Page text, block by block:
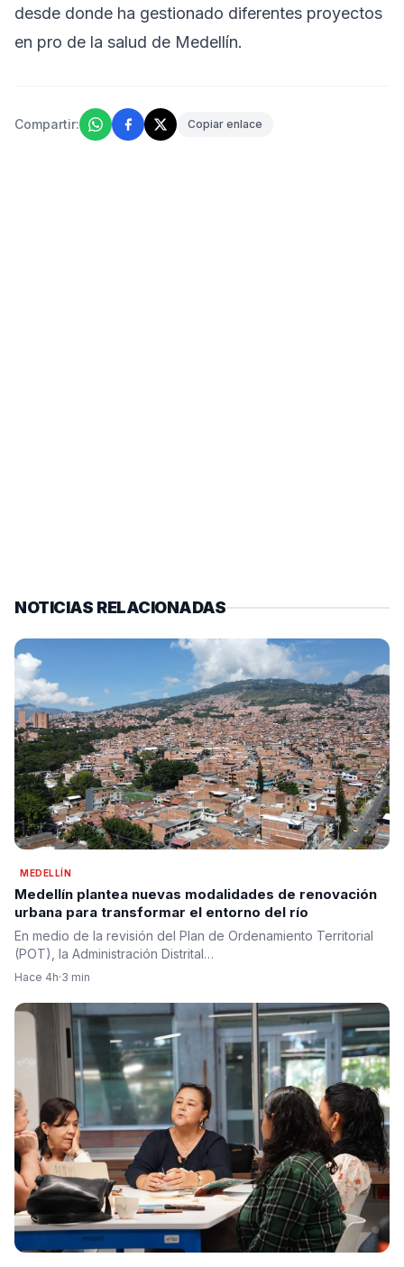
desde donde ha gestionado diferentes proyectos
en pro de la salud de Medellín.
Compartir: Copiar enlace
NOTICIAS RELACIONADAS
MEDELLÍN
Medellín plantea nuevas modalidades de renovación
urbana para transformar el entorno del río
En medio de la revisión del Plan de Ordenamiento Territorial
(POT), la Administración Distrital…
Hace 4h·3 min